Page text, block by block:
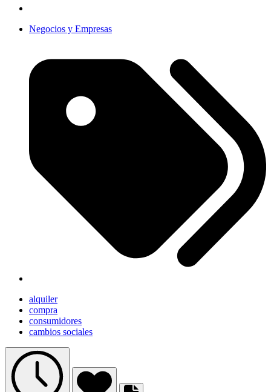
Negocios y Empresas
alquiler
compra
consumidores
cambios sociales